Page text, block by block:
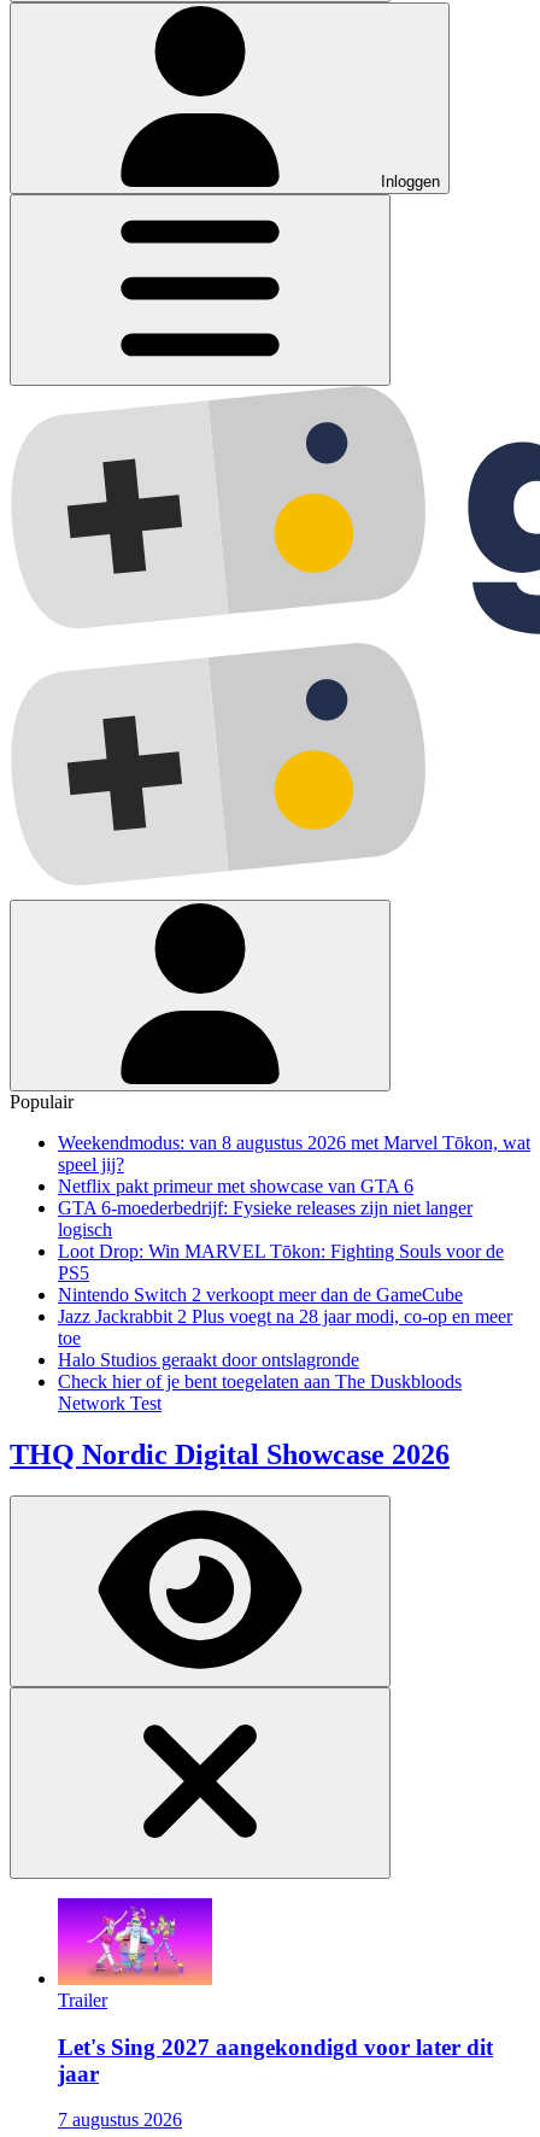
Inloggen
Populair
Weekendmodus: van 8 augustus 2026 met Marvel Tōkon, wat
speel jij?
Netflix pakt primeur met showcase van GTA 6
GTA 6-moederbedrijf: Fysieke releases zijn niet langer
logisch
Loot Drop: Win MARVEL Tōkon: Fighting Souls voor de
PS5
Nintendo Switch 2 verkoopt meer dan de GameCube
Jazz Jackrabbit 2 Plus voegt na 28 jaar modi, co-op en meer
toe
Halo Studios geraakt door ontslagronde
Check hier of je bent toegelaten aan The Duskbloods
Network Test
THQ Nordic Digital Showcase 2026
Trailer
Let's Sing 2027 aangekondigd voor later dit
jaar
7 augustus 2026